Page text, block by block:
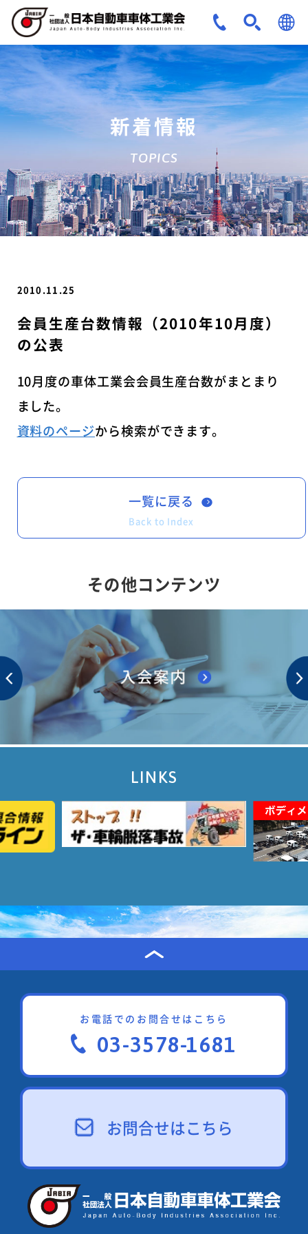
JPN
ENG
新着情報
TOPICS
2010.11.25
会員生産台数情報（2010年10月度）
の公表
10月度の車体工業会会員生産台数がまとまり
ました。
資料のページから検索ができます。
一覧に戻る
Back to Index
その他コンテンツ
LINKS
お電話でのお問合せはこちら
03-3578-1681
お問合せはこちら